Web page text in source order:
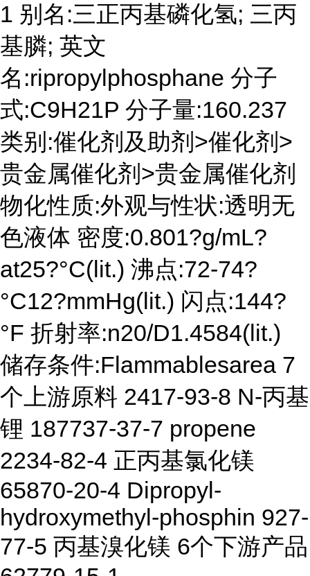
1 别名:三正丙基磷化氢; 三丙
基膦; 英文
名:ripropylphosphane 分子
式:C9H21P 分子量:160.237
类别:催化剂及助剂>催化剂>
贵金属催化剂>贵金属催化剂
物化性质:外观与性状:透明无
色液体 密度:0.801?g/mL?
at25?°C(lit.) 沸点:72-74?
°C12?mmHg(lit.) 闪点:144?
°F 折射率:n20/D1.4584(lit.)
储存条件:Flammablesarea 7
个上游原料 2417-93-8 N-丙基
锂 187737-37-7 propene
2234-82-4 正丙基氯化镁
65870-20-4 Dipropyl-
hydroxymethyl-phosphin 927-
77-5 丙基溴化镁 6个下游产品